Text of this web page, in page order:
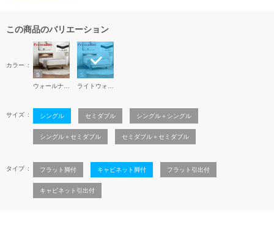
この商品のバリエーション
カラー
サイズ シングル セミダブル シングル＋シングル
シングル＋セミダブル セミダブル＋セミダブル
タイプ フラット脚付 キャビネット脚付 フラット引出付
キャビネット引出付